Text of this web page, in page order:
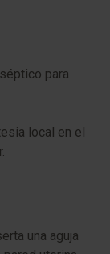
para
local en el
una aguja